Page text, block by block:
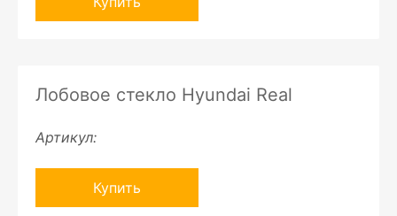
Лобовое стекло Hyundai Real
Артикул:
Купить